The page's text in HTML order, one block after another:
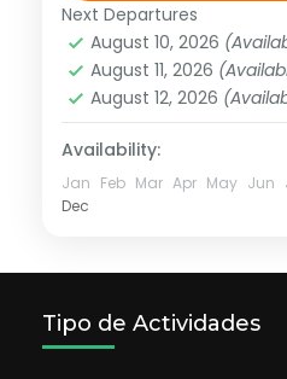
América,Sudamérica
1 Person
Next Departures
August 10, 2026
August 11, 2026
August 12, 2026
Availability:
Jan Feb Mar Apr May Jun
Dec
Tipo de Actividades